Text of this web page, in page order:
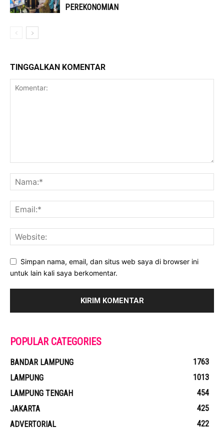
PEREKONOMIAN
TINGGALKAN KOMENTAR
Simpan nama, email, dan situs web saya di browser ini
untuk lain kali saya berkomentar.
POPULAR CATEGORIES
BANDAR LAMPUNG
1763
LAMPUNG
1013
LAMPUNG TENGAH
454
JAKARTA
425
ADVERTORIAL
422